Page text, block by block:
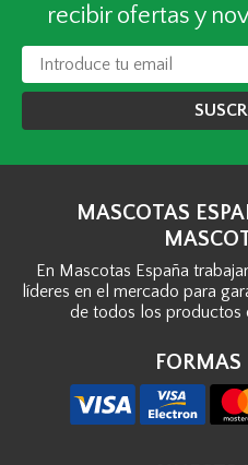
recibir ofertas y
MASCOTAS
En Mascotas España
líderes en el mercado para
de todos los productos
FORMAS